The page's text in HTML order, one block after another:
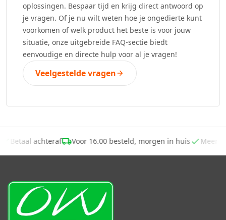
oplossingen. Bespaar tijd en krijg direct antwoord op
je vragen. Of je nu wilt weten hoe je ongedierte kunt
voorkomen of welk product het beste is voor jouw
situatie, onze uitgebreide FAQ-sectie biedt
eenvoudige en directe hulp voor al je vragen!
Veelgestelde vragen
Betaal achteraf Voor 16.00 besteld, morgen in huis Meer